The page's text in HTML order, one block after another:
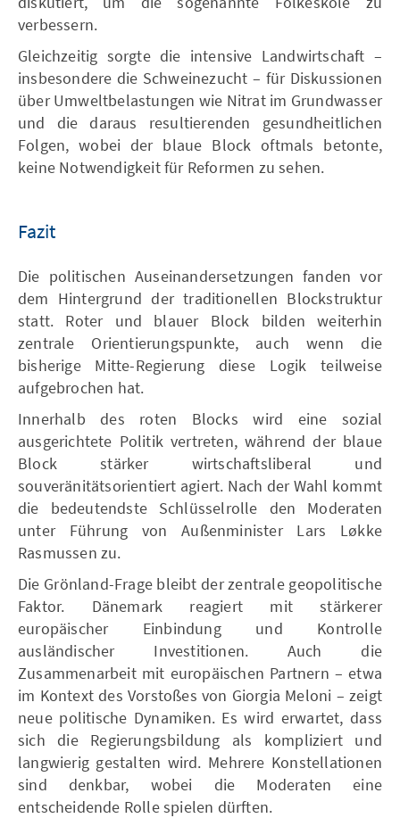
verbessern.
Gleichzeitig sorgte die intensive Landwirtschaft –
insbesondere die Schweinezucht – für Diskussionen
über Umweltbelastungen wie Nitrat im Grundwasser
und die daraus resultierenden gesundheitlichen
Folgen, wobei der blaue Block oftmals betonte,
keine Notwendigkeit für Reformen zu sehen.
Fazit
Die politischen Auseinandersetzungen fanden vor
dem Hintergrund der traditionellen Blockstruktur
statt. Roter und blauer Block bilden weiterhin
zentrale Orientierungspunkte, auch wenn die
bisherige Mitte-Regierung diese Logik teilweise
aufgebrochen hat.
Innerhalb des roten Blocks wird eine sozial
ausgerichtete Politik vertreten, während der blaue
Block stärker wirtschaftsliberal und
souveränitätsorientiert agiert. Nach der Wahl kommt
die bedeutendste Schlüsselrolle den Moderaten
unter Führung von Außenminister Lars Løkke
Rasmussen zu.
Die Grönland-Frage bleibt der zentrale geopolitische
Faktor. Dänemark reagiert mit stärkerer
europäischer Einbindung und Kontrolle
ausländischer Investitionen. Auch die
Zusammenarbeit mit europäischen Partnern – etwa
im Kontext des Vorstoßes von Giorgia Meloni – zeigt
neue politische Dynamiken. Es wird erwartet, dass
sich die Regierungsbildung als kompliziert und
langwierig gestalten wird. Mehrere Konstellationen
sind denkbar, wobei die Moderaten eine
entscheidende Rolle spielen dürften.